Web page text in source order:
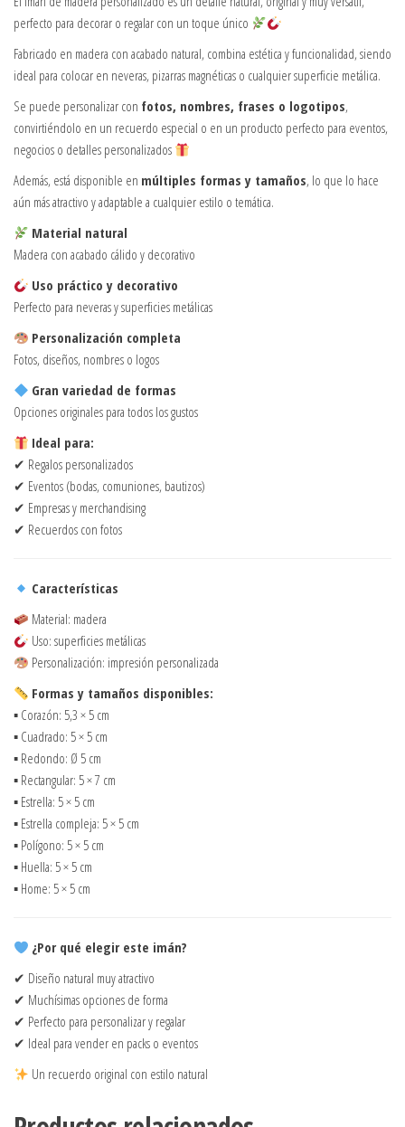
perfecto para decorar o regalar con un toque único
Fabricado en madera con acabado natural, combina estética y funcionalidad, siendo
ideal para colocar en neveras, pizarras magnéticas o cualquier superficie metálica.
Se puede personalizar con fotos, nombres, frases o logotipos,
convirtiéndolo en un recuerdo especial o en un producto perfecto para eventos,
negocios o detalles personalizados
Además, está disponible en múltiples formas y tamaños, lo que lo hace
aún más atractivo y adaptable a cualquier estilo o temática.
Material natural
Madera con acabado cálido y decorativo
Uso práctico y decorativo
Perfecto para neveras y superficies metálicas
Personalización completa
Fotos, diseños, nombres o logos
Gran variedad de formas
Opciones originales para todos los gustos
Ideal para:
✔ Regalos personalizados
✔ Eventos (bodas, comuniones, bautizos)
✔ Empresas y merchandising
✔ Recuerdos con fotos
Características
Material: madera
Uso: superficies metálicas
Personalización: impresión personalizada
Formas y tamaños disponibles:
▪ Corazón: 5,3 × 5 cm
▪ Cuadrado: 5 × 5 cm
▪ Redondo: Ø 5 cm
▪ Rectangular: 5 × 7 cm
▪ Estrella: 5 × 5 cm
▪ Estrella compleja: 5 × 5 cm
▪ Polígono: 5 × 5 cm
▪ Huella: 5 × 5 cm
▪ Home: 5 × 5 cm
¿Por qué elegir este imán?
✔ Diseño natural muy atractivo
✔ Muchísimas opciones de forma
✔ Perfecto para personalizar y regalar
✔ Ideal para vender en packs o eventos
Un recuerdo original con estilo natural